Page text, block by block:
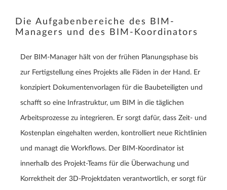
Die Aufgabenbereiche des BIM-
Managers und des BIM-Koordinators
Der BIM-Manager hält von der frühen Planungsphase bis
zur Fertigstellung eines Projekts alle Fäden in der Hand. Er
konzipiert Dokumentenvorlagen für die Baubeteiligten und
schafft so eine Infrastruktur, um BIM in die täglichen
Arbeitsprozesse zu integrieren. Er sorgt dafür, dass Zeit- und
Kostenplan eingehalten werden, kontrolliert neue Richtlinien
und managt die Workflows. Der BIM-Koordinator ist
innerhalb des Projekt-Teams für die Überwachung und
Korrektheit der 3D-Projektdaten verantwortlich, er sorgt für